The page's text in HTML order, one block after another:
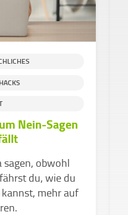
Nein-Sagen
sagen, obwohl
du, wie du
mehr auf